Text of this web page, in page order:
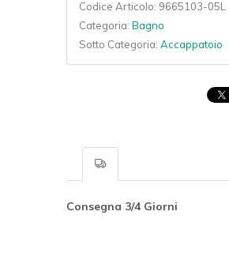
Codice Articolo: 9665103-05L
Categoria: Bagno
Sotto Categoria: Accappatoio
Consegna 3/4 Giorni